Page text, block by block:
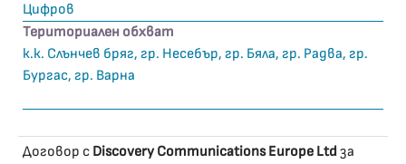
Цифров
Териториален обхват
к.к. Слънчев бряг, гр. Несебър, гр. Бяла, гр. Радва, гр.
Бургас, гр. Варна
Договор с Discovery Communications Europe Ltdза